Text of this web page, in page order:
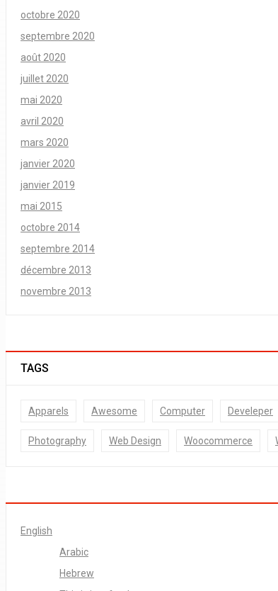
octobre 2020
septembre 2020
août 2020
juillet 2020
mai 2020
avril 2020
mars 2020
janvier 2020
janvier 2019
mai 2015
octobre 2014
septembre 2014
décembre 2013
novembre 2013
TAGS
Apparels Awesome Computer Develeper
Photography Web Design Woocommerce
English
Arabic
Hebrew